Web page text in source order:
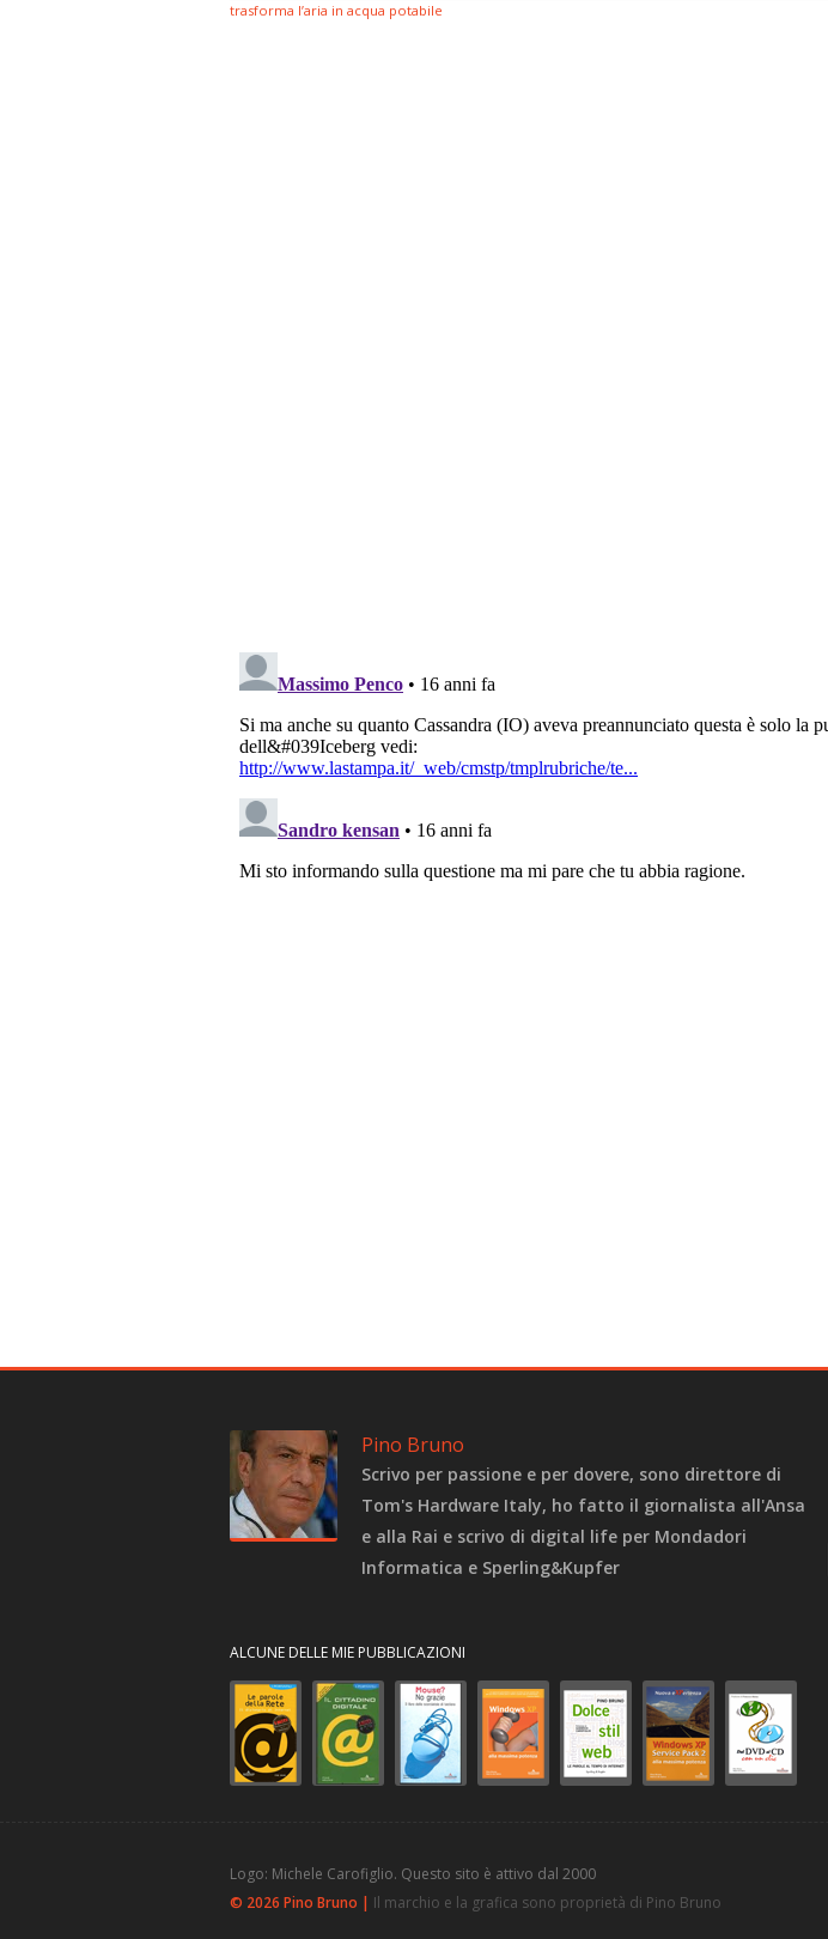
trasforma l’aria in acqua potabile
Pino Bruno
Scrivo per passione e per dovere, sono direttore di
Tom's Hardware Italy, ho fatto il giornalista all'Ansa
e alla Rai e scrivo di digital life per Mondadori
Informatica e Sperling&Kupfer
ALCUNE DELLE MIE PUBBLICAZIONI
Logo: Michele Carofiglio. Questo sito è attivo dal 2000
© 2026 Pino Bruno | Il marchio e la grafica sono proprietà di Pino Bruno